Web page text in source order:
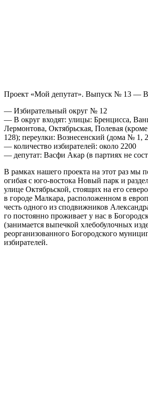
Проект «Мой депутат». Выпуск № 13 —
— Избирательный округ № 12
— В округ входят: улицы: Бренцисса,
Лермонтова, Октябрьская, Полевая
128); переулки: Вознесенский (дома № 1,
— количество избирателей: около 2200
— депутат: Васфи Акар (в партиях не
В рамках нашего проекта на этот раз мы
огибая с юго-востока Новый парк и
улице Октябрьской, стоящих на его
в городе Малкара, расположенном в
честь одного из сподвижников
го постоянно проживает у нас в
(занимается выпечкой хлебобулочных
реорганизованного Богородского
избирателей.